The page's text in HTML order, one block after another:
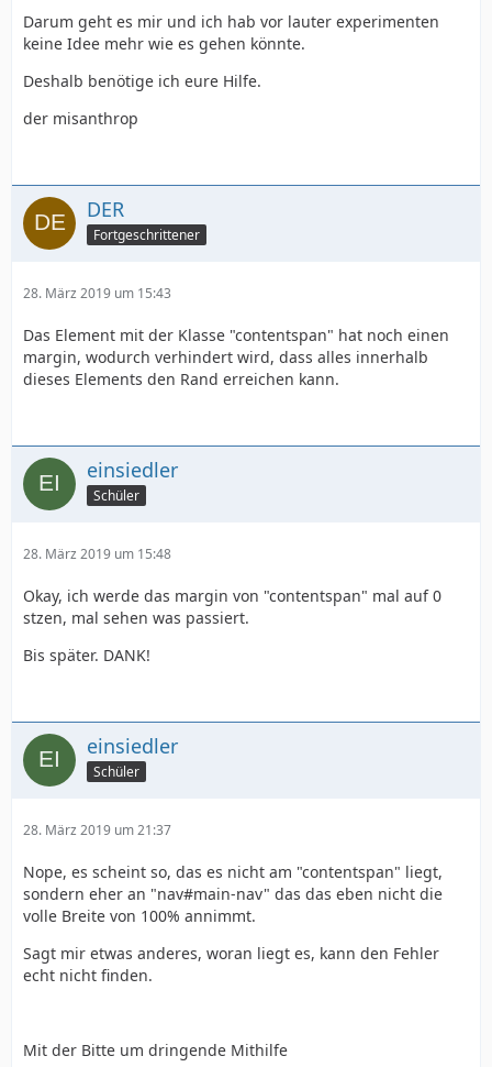
Darum geht es mir und ich hab vor lauter experimenten
keine Idee mehr wie es gehen könnte.
Deshalb benötige ich eure Hilfe.
der misanthrop
DER
Fortgeschrittener
28. März 2019 um 15:43
Das Element mit der Klasse "contentspan" hat noch einen
margin, wodurch verhindert wird, dass alles innerhalb
dieses Elements den Rand erreichen kann.
einsiedler
Schüler
28. März 2019 um 15:48
Okay, ich werde das margin von "contentspan" mal auf 0
stzen, mal sehen was passiert.
Bis später. DANK!
einsiedler
Schüler
28. März 2019 um 21:37
Nope, es scheint so, das es nicht am "contentspan" liegt,
sondern eher an "nav#main-nav" das das eben nicht die
volle Breite von 100% annimmt.
Sagt mir etwas anderes, woran liegt es, kann den Fehler
echt nicht finden.
Mit der Bitte um dringende Mithilfe